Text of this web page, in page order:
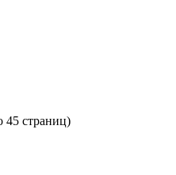
45 страниц)